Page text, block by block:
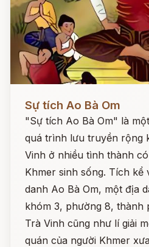
Sự tích Ao Bà Om
"Sự tích Ao Bà Om" là
quá trình lưu truyền rộng
Vinh ở nhiều tình thành
Khmer sinh sống. Tích kể
danh Ao Bà Om, một địa
khóm 3, phường 8, thành
Trà Vinh cũng như lí giải
quán của người Khmer